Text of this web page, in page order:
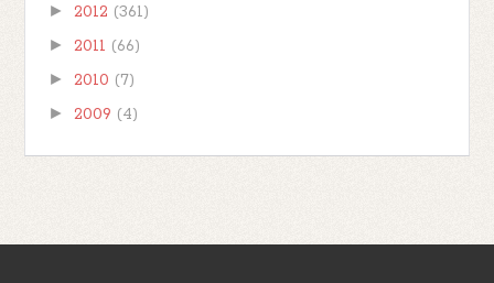
► 2012 (361)
► 2011 (66)
► 2010 (7)
► 2009 (4)